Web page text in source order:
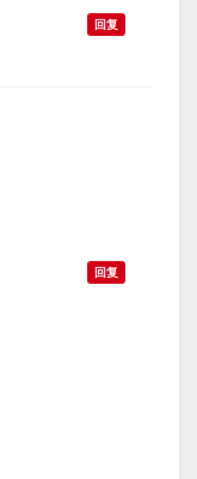
回复
回复